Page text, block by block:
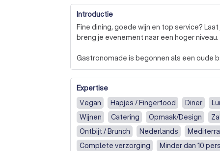
Introductie
Fine dining, goede wijn en top service?
breng je evenement naar een hoger niveau.
Gastronomade is begonnen als een oude
foodtruck die de 1 + 1 = 3 mentaliteit
en prive chef. Dit allemaal door mooie
kwaliteit en duurzaamheid. Wil je geen wijn,
uiteraard ook!
Gastronomade heeft een flexibel concept
zich graag aan naar zijn omgeving om de
Compleet vegan, fine dining of gewoon
Expertise
Vegan
Hapjes / Fingerfood Diner
Wijnen
Catering Opmaak/Design
Ontbijt / Brunch
Nederlands
Complete verzorging
Minder dan 10